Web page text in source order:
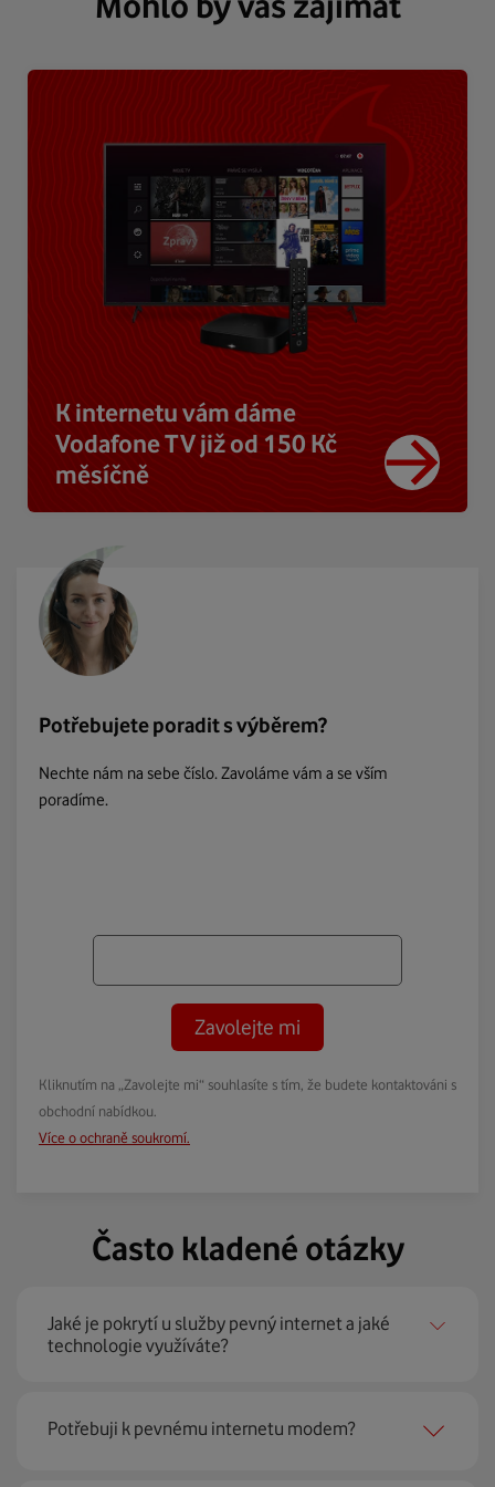
K internetu vám dáme
Vodafone TV již od 150 Kč
měsíčně
Potřebujete poradit s výběrem?
Nechte nám na sebe číslo. Zavoláme vám a se vším
poradíme.
Zavolejte mi
Kliknutím na „Zavolejte mi“ souhlasíte s tím, že budete kontaktováni s
obchodní nabídkou.
Více o ochraně soukromí.
Často kladené otázky
Jaké je pokrytí u služby pevný internet a jaké
technologie využíváte?
Pevný internet můžeme nabídnout
domácností
Potřebuji k pevnému internetu modem?